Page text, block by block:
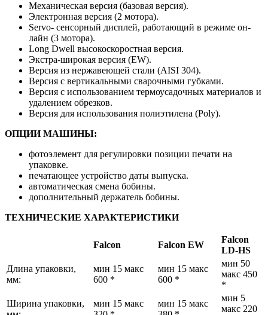
Механическая версия (базовая версия).
Электронная версия (2 мотора).
Servo- сенсорный дисплей, работающий в режиме он-
лайн (3 мотора).
Long Dwell высокоскоростная версия.
Экстра-широкая версия (EW).
Версия из нержавеющей стали (AISI 304).
Версия с вертикальными сварочными губками.
Версия с использованием термоусадочных материалов и
удалением обрезков.
Версия для использования полиэтилена (Poly).
ОПЦИИ МАШИНЫ:
фотоэлемент для регулировки позиции печати на
упаковке.
печатающее устройство даты выпуска.
автоматическая смена бобины.
дополнительный держатель бобины.
ТЕХНИЧЕСКИЕ ХАРАКТЕРИСТИКИ
Falcon Falcon EW
Falcon
LD-HS
Длина упаковки,
мм:
мин 15 макс
600 *
мин 15 макс
600 *
мин 50
макс 450
*
Ширина упаковки,
мин 15 макс
мин 15 макс
мин 5
макс 220